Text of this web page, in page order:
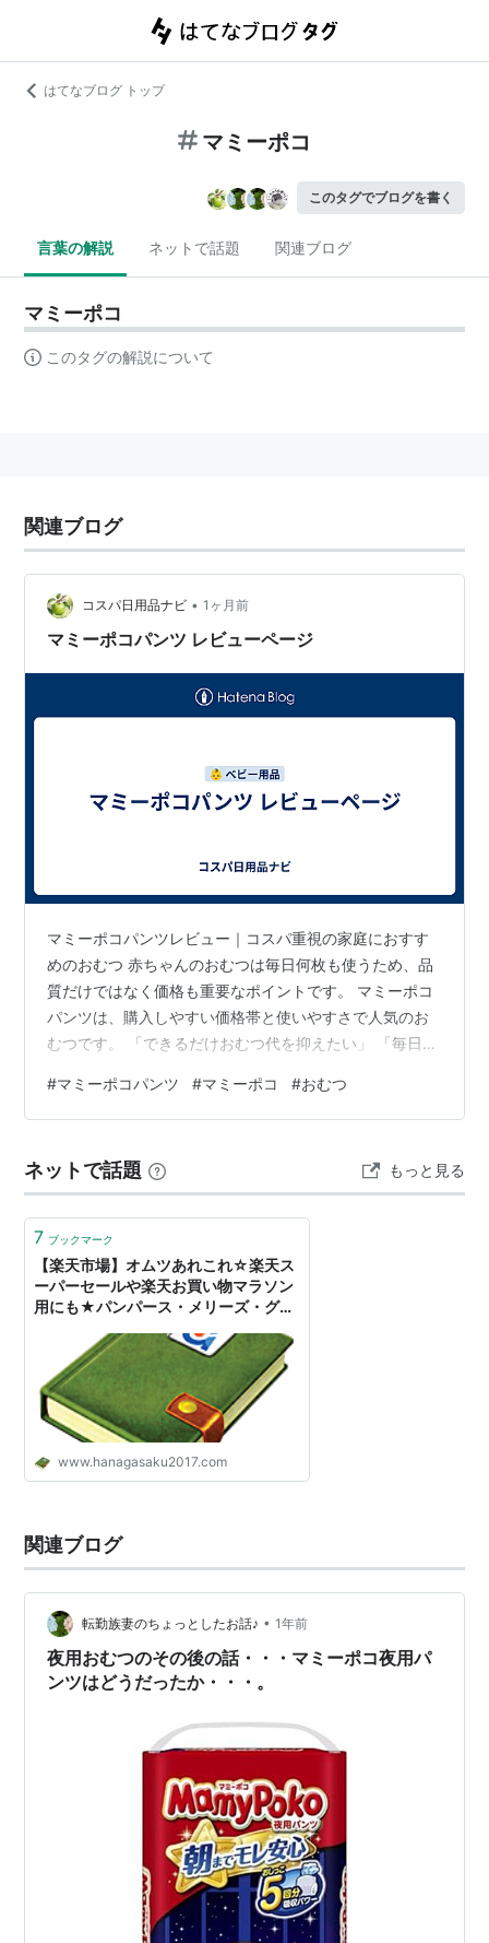
はてなブログ トップ
マミーポコ
このタグでブログを書く
言葉の解説 ネットで話題 関連ブログ
マミーポコ
このタグの解説について
関連ブログ
コスパ日用品ナビ • 1ヶ月前
マミーポコパンツ レビューページ
マミーポコパンツレビュー｜コスパ重視の家庭におすす
めのおむつ 赤ちゃんのおむつは毎日何枚も使うため、品
質だけではなく価格も重要なポイントです。 マミーポコ
パンツは、購入しやすい価格帯と使いやすさで人気のお
むつです。 「できるだけおむつ代を抑えたい」 「毎日気
す。 この記事では、マミーポコパンツの特徴やメリッ
ト・デメリット、おすすめできる人について詳しく紹介
コパンツ おすすめ度 ★★★★★ 特徴 低価格・まとめ買
い向き・普段使いしやすい おすすめの人 おむつ代を節約
#マミーポコパンツ #マミーポコ #おむつ
ネットで話題 もっと見る
7 ブックマーク
【楽天市場】オムツあれこれ☆楽天ス
ーパーセールや楽天お買い物マラソン
用にも★パンパース・メリーズ・グー
ポコ: 娘日記。〜お買い物大好き〜
www.hanagasaku2017.com
関連ブログ
転勤族妻のちょっとしたお話♪ • 1年前
夜用おむつのその後の話・・・マミーポコ夜用パ
ンツはどうだったか・・・。